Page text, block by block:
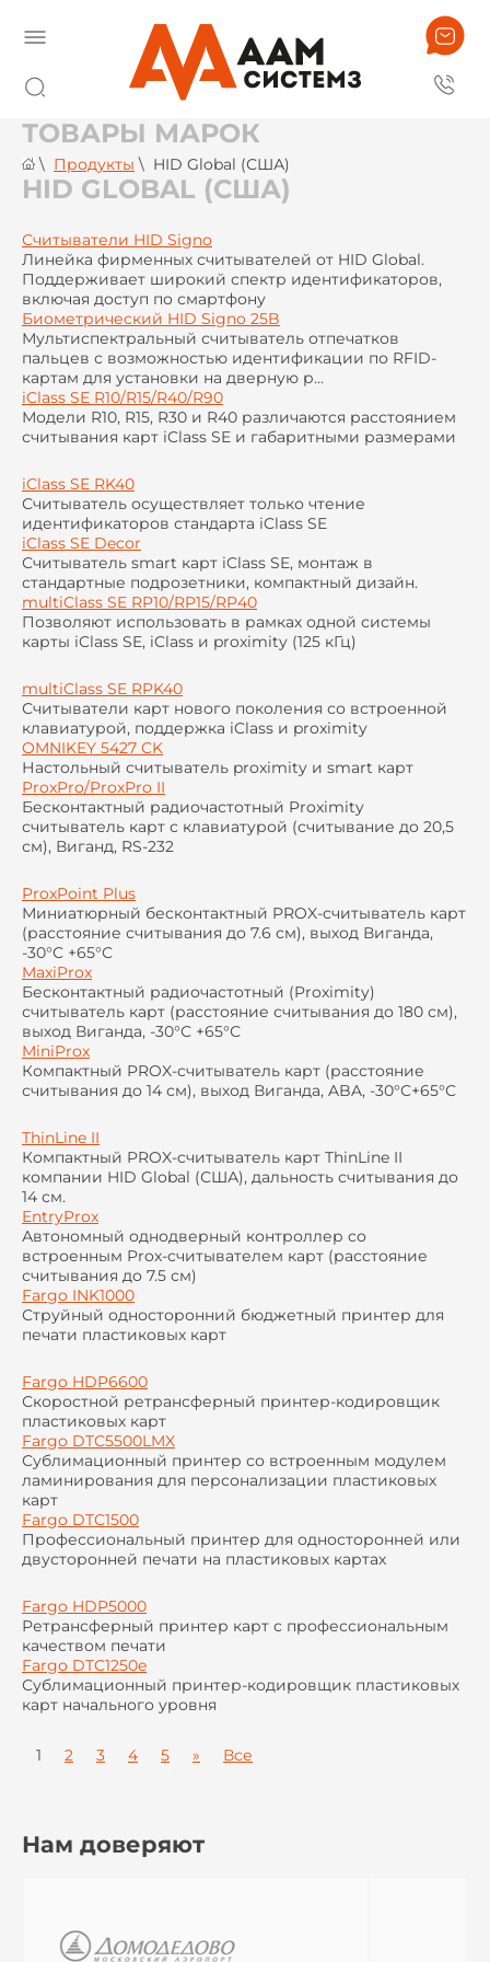
ТОВАРЫ МАРОК
\ Продукты \ HID Global (США)
HID GLOBAL (США)
Считыватели HID Signo
Линейка фирменных считывателей от HID Global.
Поддерживает широкий спектр идентификаторов,
включая доступ по смартфону
Биометрический HID Signo 25B
Мультиспектральный считыватель отпечатков
пальцев с возможностью идентификации по RFID-
картам для установки на дверную р...
iClass SE R10/R15/R40/R90
Модели R10, R15, R30 и R40 различаются расстоянием
считывания карт iClass SE и габаритными размерами
iClass SE RK40
Считыватель осуществляет только чтение
идентификаторов стандарта iClass SE
iClass SE Decor
Считыватель smart карт iClass SE, монтаж в
стандартные подрозетники, компактный дизайн.
multiClass SE RP10/RP15/RP40
Позволяют использовать в рамках одной системы
карты iClass SE, iClass и proximity (125 кГц)
multiClass SE RPK40
Считыватели карт нового поколения со встроенной
клавиатурой, поддержка iClass и proximity
OMNIKEY 5427 CK
Настольный считыватель proximity и smart карт
ProxPro/ProxPro II
Бесконтактный радиочастотный Proximity
считыватель карт с клавиатурой (считывание до 20,5
см), Виганд, RS-232
ProxPoint Plus
Миниатюрный бесконтактный PROX-считыватель карт
(расстояние считывания до 7.6 см), выход Виганда,
-30°С +65°С
MaxiProx
Бесконтактный радиочастотный (Proximity)
считыватель карт (расстояние считывания до 180 см),
выход Виганда, -30°С +65°С
MiniProx
Компактный PROX-считыватель карт (расстояние
считывания до 14 см), выход Виганда, ABA, -30°С+65°С
ThinLine II
Компактный PROX-считыватель карт ThinLine II
компании HID Global (США), дальность считывания до
14 см.
EntryProx
Автономный однодверный контроллер cо
встроенным Prox-считывателем карт (расстояние
считывания до 7.5 см)
Fargo INK1000
Струйный односторонний бюджетный принтер для
печати пластиковых карт
Fargo HDP6600
Скоростной ретрансферный принтер-кодировщик
пластиковых карт
Fargo DTC5500LMX
Сублимационный принтер со встроенным модулем
ламинирования для персонализации пластиковых
карт
Fargo DTC1500
Профессиональный принтер для односторонней или
двусторонней печати на пластиковых картах
Fargo HDP5000
Ретрансферный принтер карт с профессиональным
качеством печати
Fargo DTC1250e
Сублимационный принтер-кодировщик пластиковых
карт начального уровня
1 2 3 4 5 » Все
Нам доверяют